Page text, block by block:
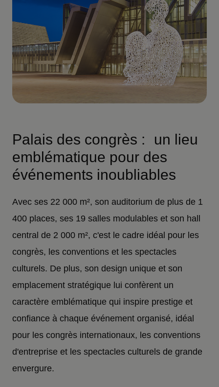
Palais des congrès : un lieu
emblématique pour des
événements inoubliables
Avec ses 22 000 m², son auditorium de plus de 1
400 places, ses 19 salles modulables et son hall
central de 2 000 m², c'est le cadre idéal pour les
congrès, les conventions et les spectacles
culturels. De plus, son design unique et son
emplacement stratégique lui confèrent un
caractère emblématique qui inspire prestige et
confiance à chaque événement organisé, idéal
pour les congrès internationaux, les conventions
d'entreprise et les spectacles culturels de grande
envergure.